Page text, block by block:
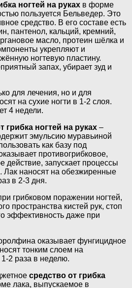
ногтей на руках в форме
пользуется Бельведер. Это
средство. В его составе есть
пантенол, кальций, кремний,
масло, протеин шёлка и
укрепляют и
ногтевую пластину.
запах, убирает зуд и
для лечения, но и для
на сухие ногти в 1-2 слоя.
4 недели.
грибка ногтей на руках –
эмульсию муравьиной
как базу под
противогрибковое,
действие, запускает процессы
Лак наносят на обезжиренные
в 2-3 дня.
грибковом поражении ногтей,
пространства кистей рук, стоп
эффективность даже при
оказывает фунгицидное
тонким слоем на
2 раза в неделю.
средство от грибка
лака, выпускаемое в